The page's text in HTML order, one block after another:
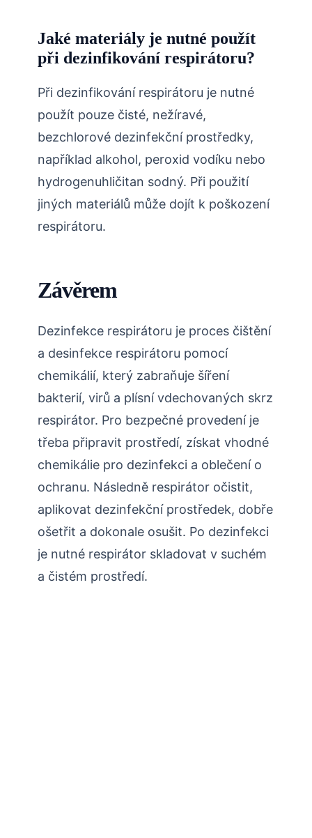
Jaké materiály je nutné použít
při dezinfikování respirátoru?
Při dezinfikování respirátoru je nutné
použít pouze čisté, nežíravé,
bezchlorové dezinfekční prostředky,
například alkohol, peroxid vodíku nebo
hydrogenuhličitan sodný. Při použití
jiných materiálů může dojít k poškození
respirátoru.
Závěrem
Dezinfekce respirátoru je proces čištění
a desinfekce respirátoru pomocí
chemikálií, který zabraňuje šíření
bakterií, virů a plísní vdechovaných skrz
respirátor. Pro bezpečné provedení je
třeba připravit prostředí, získat vhodné
chemikálie pro dezinfekci a oblečení o
ochranu. Následně respirátor očistit,
aplikovat dezinfekční prostředek, dobře
ošetřit a dokonale osušit. Po dezinfekci
je nutné respirátor skladovat v suchém
a čistém prostředí.